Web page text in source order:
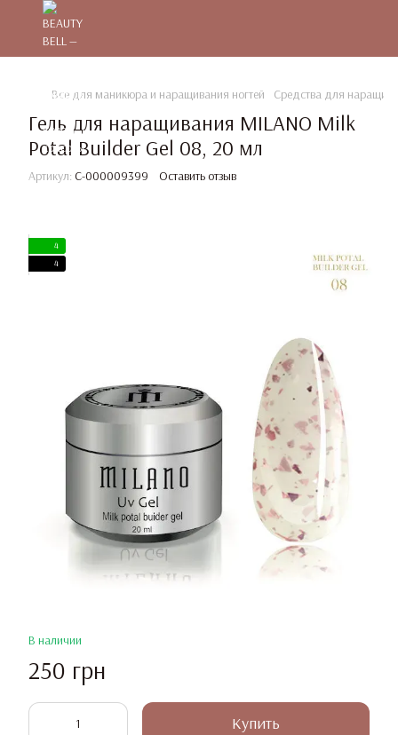
Все для маникюра и наращивания ногтей Средства для
Гель для наращивания MILANO Milk
Potal Builder Gel 08, 20 мл
Артикул: C-000009399 Оставить отзыв
4
4
В наличии
250 грн
Купить